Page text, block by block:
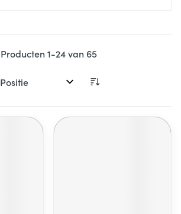
Producten1-24van 65
Sorteer op: